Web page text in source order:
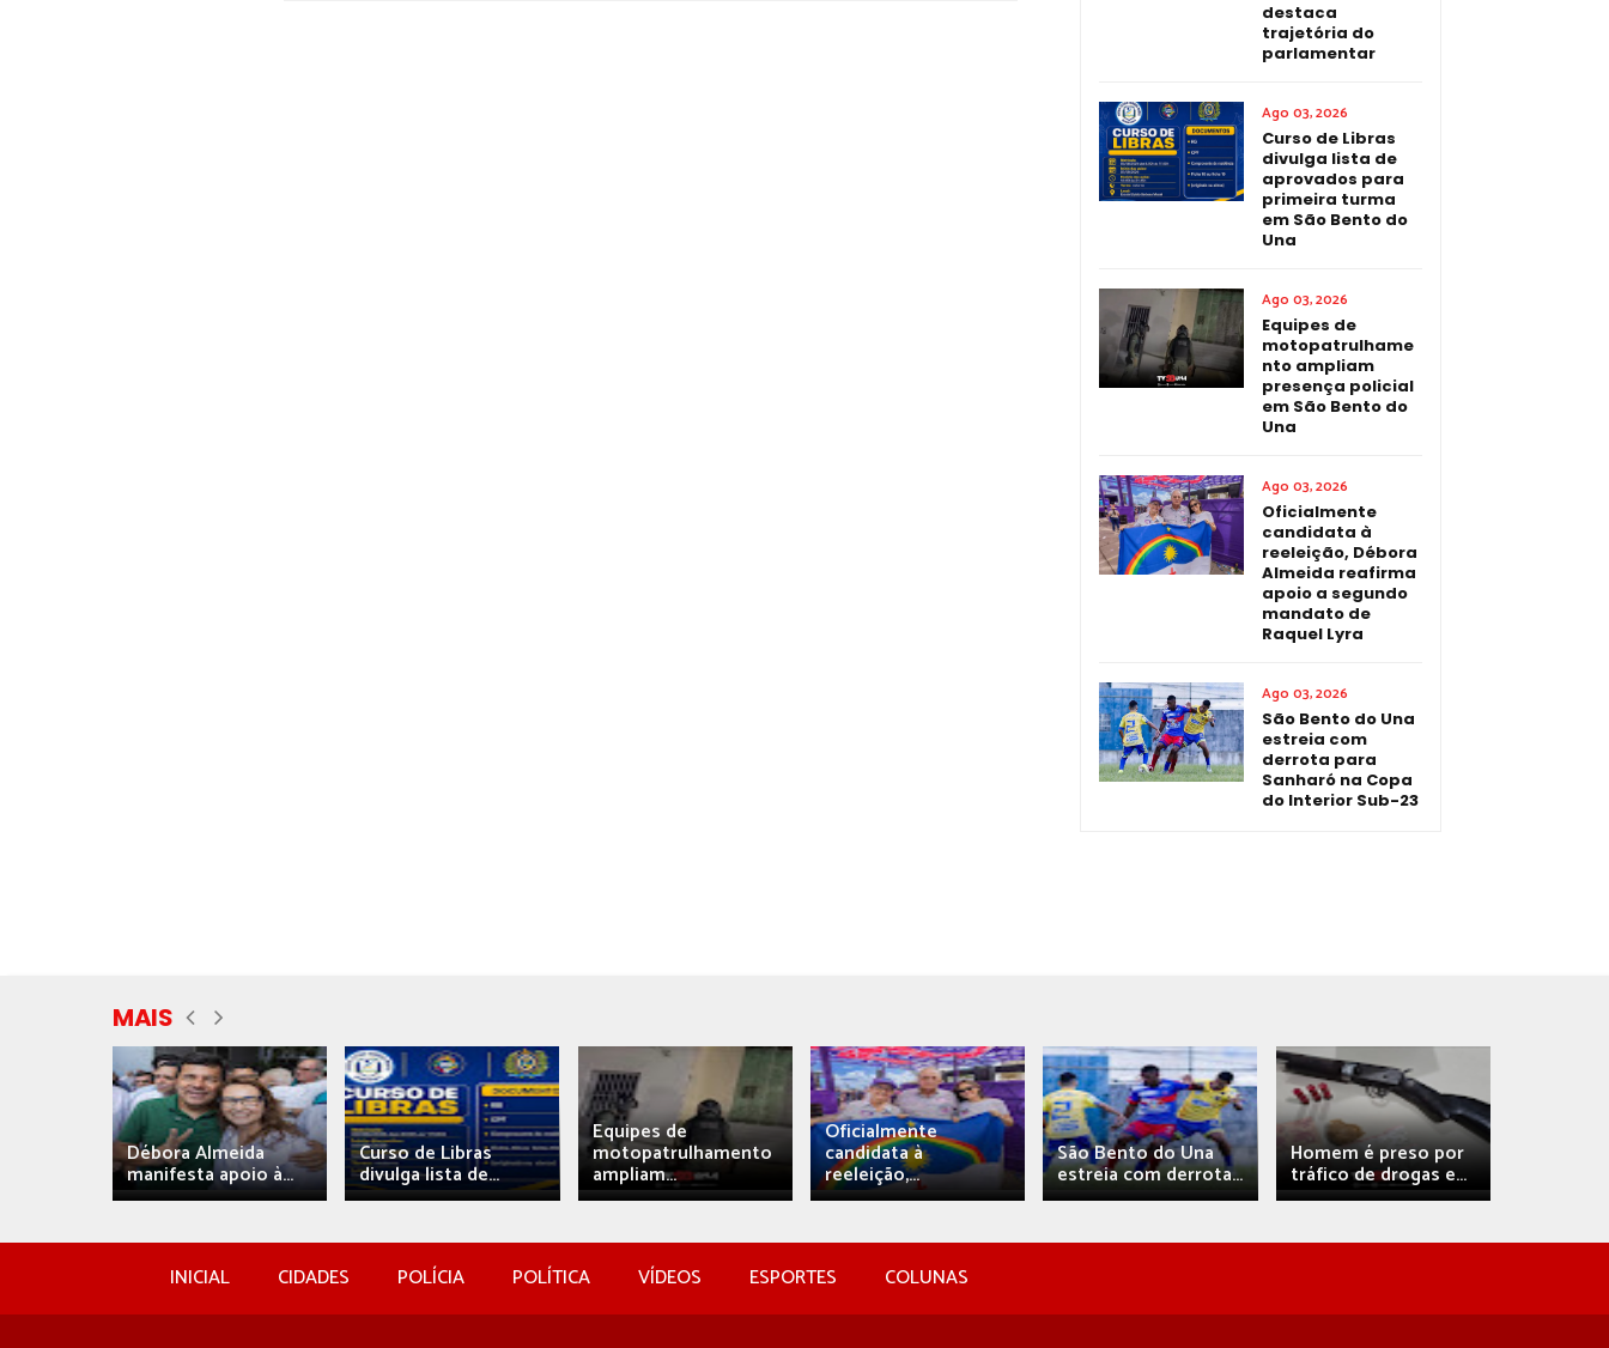
destaca
trajetória do
parlamentar
Ago 03, 2026
Curso de Libras
divulga lista de
aprovados para
primeira turma
em São Bento do
Una
Ago 03, 2026
Equipes de
motopatrulhame
nto ampliam
presença policial
em São Bento do
Una
Ago 03, 2026
Oficialmente
candidata à
reeleição, Débora
Almeida reafirma
apoio a segundo
mandato de
Raquel Lyra
Ago 03, 2026
São Bento do Una
estreia com
derrota para
Sanharó na Copa
do Interior Sub-23
MAIS
Débora Almeida
manifesta apoio à...
Curso de Libras
divulga lista de...
Equipes de
motopatrulhamento
ampliam...
Oficialmente
candidata à
reeleição,...
São Bento do Una
estreia com derrota...
Homem é preso por
tráfico de drogas e...
INICIAL CIDADES POLÍCIA POLÍTICA VÍDEOS ESPORTES COLUNAS